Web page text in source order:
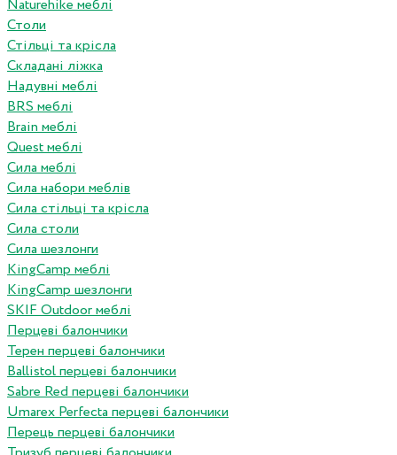
Naturehike меблі
Столи
Стільці та крісла
Складані ліжка
Надувні меблі
BRS меблі
Brain меблі
Quest меблі
Сила меблі
Сила набори меблів
Сила стільці та крісла
Сила столи
Сила шезлонги
KingCamp меблі
KingCamp шезлонги
SKIF Outdoor меблі
Перцеві балончики
Терен перцеві балончики
Ballistol перцеві балончики
Sabre Red перцеві балончики
Umarex Perfecta перцеві балончики
Перець перцеві балончики